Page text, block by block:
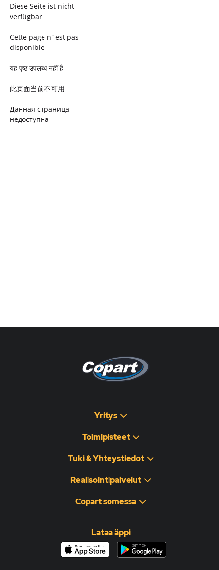
Diese Seite ist nicht
verfügbar
Cette page n´est pas
disponible
यह पृष्ठ उपलब्ध नहीं है
此页面当前不可用
Данная страница
недоступна
Yritys
Toimipisteet
Tuki & Yhteystiedot
Realisointipalvelut
Copart somessa
Lataa äppi